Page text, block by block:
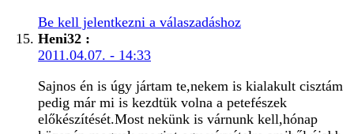
Be kell jelentkezni a válaszadáshoz
Heni32 :
2011.04.07. - 14:33
Sajnos én is úgy jártam te,nekem is kialakult cisztám
pedig már mi is kezdtük volna a petefészek
előkészítését.Most nekünk is várnunk kell,hónap